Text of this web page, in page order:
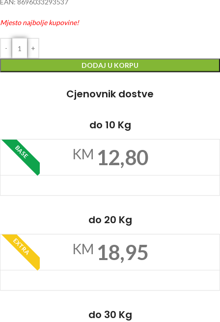
EAN: 8696033293537
Mjesto najbolje kupovine!
DODAJ U KORPU
Cjenovnik dostve
do 10 Kg
BASE KM 12,80
do 20 Kg
EXTRA KM 18,95
do 30 Kg